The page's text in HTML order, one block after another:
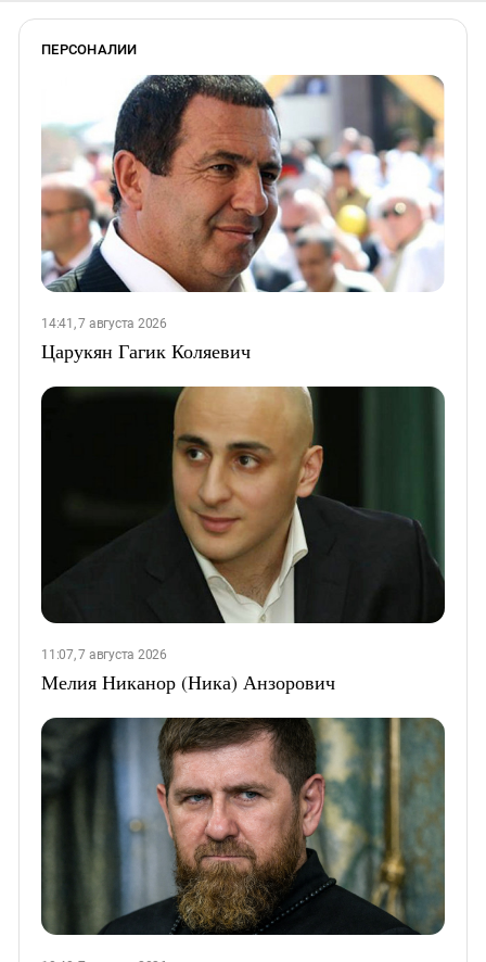
ПЕРСОНАЛИИ
14:41, 7 августа 2026
Царукян Гагик Коляевич
11:07, 7 августа 2026
Мелия Никанор (Ника) Анзорович